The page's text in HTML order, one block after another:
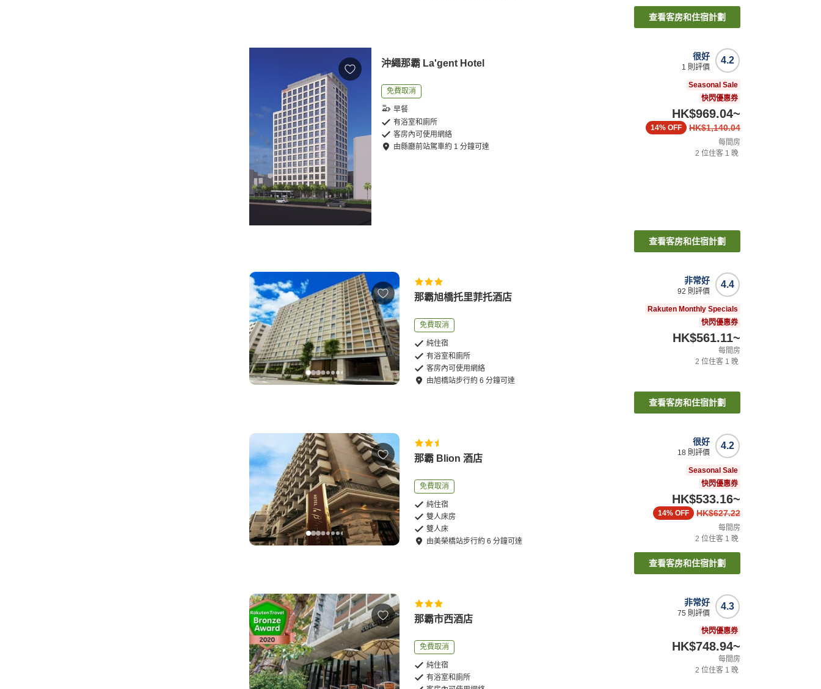
查看客房和住宿計劃
沖繩那霸 La'gent Hotel
免費取消
早餐
有浴室和廁所
客房內可使用網絡
由縣廳前站駕車約 1 分鐘可達
4.2
很好
1 則評價
Seasonal Sale
快閃優惠券
HK$969.04~
HK$1,140.04
14% OFF
每間房
2 位住客 1 晚
查看客房和住宿計劃
那霸旭橋托里菲托酒店
免費取消
純住宿
有浴室和廁所
客房內可使用網絡
由旭橋站步行約6 分鐘可達
4.4
非常好
92 則評價
Rakuten Monthly Specials
快閃優惠券
HK$561.11~
每間房
2 位住客 1 晚
查看客房和住宿計劃
那霸 Blion 酒店
免費取消
純住宿
雙人床房
雙人床
由美榮橋站步行約6 分鐘可達
4.2
很好
18 則評價
Seasonal Sale
快閃優惠券
HK$533.16~
HK$627.22
14% OFF
每間房
2 位住客 1 晚
查看客房和住宿計劃
那霸市西酒店
免費取消
純住宿
有浴室和廁所
4.3
非常好
75 則評價
快閃優惠券
HK$748.94~
每間房
2 位住客 1 晚